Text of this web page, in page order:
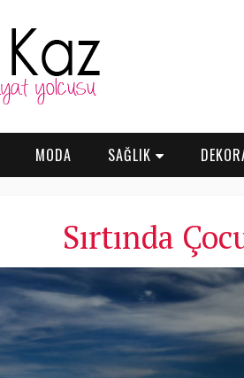
MODA SAĞLIK
Sırtında